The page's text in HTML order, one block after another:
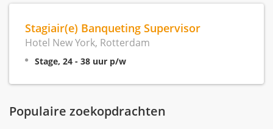
Stagiair(e) Banqueting Supervisor
Hotel New York, Rotterdam
Stage, 24 - 38 uur p/w
Populaire zoekopdrachten